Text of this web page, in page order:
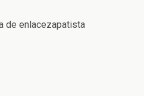
de enlacezapatista